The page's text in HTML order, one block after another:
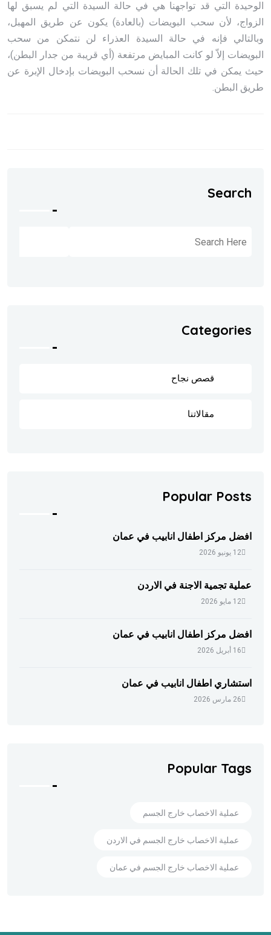
الوحيدة التي قد تواجهنا هي في حالة السيدة التي لم يسبق لها
الزواج، لأن سحب البويضات (بالعادة) يكون عن طريق المهبل،
وبالتالي فإنه في حالة السيدة العذراء لن نتمكن من سحب
البويضات إلاّ لو كانت المبايض مرتفعة (أي قريبة من جدار البطن)،
حيث يمكن في تلك الحالة أن نسحب البويضات بإدخال الإبرة عن
طريق البطن.
Search
Categories
قصص نجاح
مقالاتنا
Popular Posts
افضل مركز اطفال انابيب في عمان
12 يونيو 2026
عملية تجمية الاجنة في الاردن
12 مايو 2026
افضل مركز اطفال انابيب في عمان
16 أبريل 2026
استشاري اطفال انابيب في عمان
26 مارس 2026
Popular Tags
عملية الاخصاب خارج الجسم
عملية الاخصاب خارج الجسم في الاردن
عملية الاخصاب خارج الجسم في عمان